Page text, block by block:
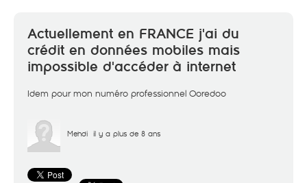
Actuellement en FRANCE j'ai du
crédit en données mobiles mais
impossible d'accéder à internet
Idem pour mon numéro professionnel Ooredoo
Mehdi il y a plus de 8 ans